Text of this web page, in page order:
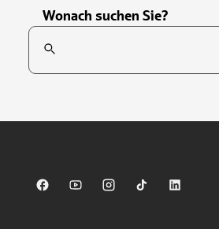
Wonach suchen Sie?
Suchfeld
Sparkasse auf Facebook
Sparkasse auf Youtube
Sparkasse auf Instagram
Sparkasse auf